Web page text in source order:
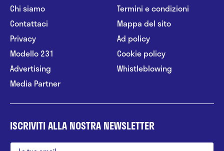
Chi siamo
Contattaci
Privacy
Modello 231
Advertising
Media Partner
Termini e condizioni
Mappa del sito
Ad policy
Cookie policy
Whistleblowing
ISCRIVITI ALLA NOSTRA NEWSLETTER